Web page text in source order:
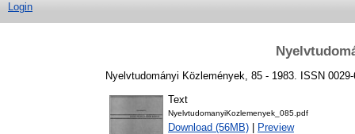
Login
Nyelvtudományi Közlemények, 85 - 1983. ISSN 0029-
Text
NyelvtudomanyiKozlemenyek_085.pdf
Download (56MB) Preview